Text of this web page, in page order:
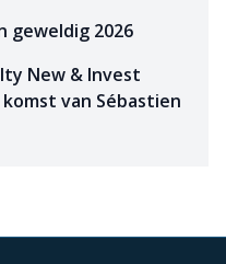
geweldig 2026
New & Invest
van Sébastien